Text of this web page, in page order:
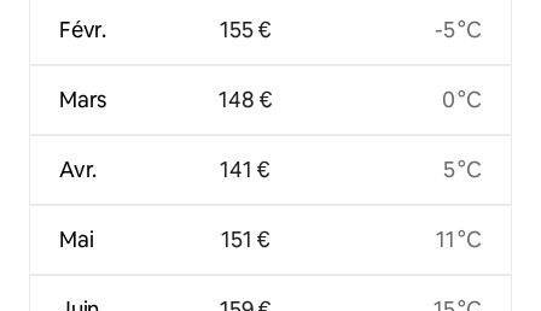
Févr.
Mars
Avr.
Mai
155 €
148 €
141 €
151 €
-5 °C
0 °C
5 °C
11 °C